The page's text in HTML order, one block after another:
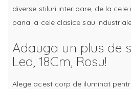
diverse stiluri interioare, de la
pana la cele clasice sau
Adauga un plus de
Led, 18Cm, Rosu!
Alege acest corp de iluminat